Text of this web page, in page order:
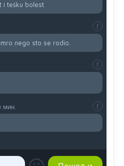
i tešku bolest
nego sto se rodio.
мин.